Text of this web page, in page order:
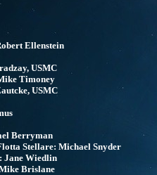
Ellenstein
USMC
Timoney
USMC
Berryman
Stellare: Michael Snyder
Jane Wiedlin
Brislane